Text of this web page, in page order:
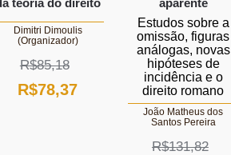
teoria do direito
Dimitri Dimoulis
(Organizador)
R$85,18
O
R$78,37O
aparente
Estudos sobre a
omissão, figuras
análogas, novas
hipóteses de
incidência e o
direito romano
João Matheus dos
Santos Pereira
R$131,82